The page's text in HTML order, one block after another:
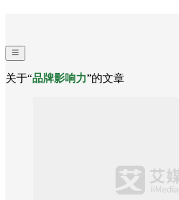
关于“品牌影响力”的文章